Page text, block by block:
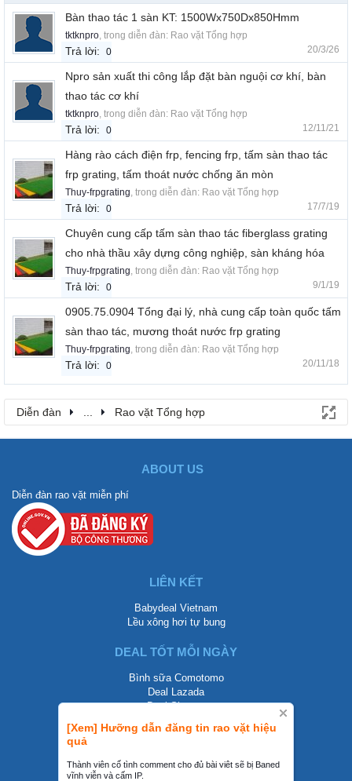
[Xem] Hưỡng dẫn đăng tin rao vặt hiệu
quả
Thành viên cố tình comment cho đủ bài viêt sẽ bị Baned
vĩnh viễn và cấm IP.
Bàn thao tác 1 sàn KT: 1500Wx750Dx850Hmm
tktknpro, trong diễn đàn: Rao vặt Tổng hợp
Trả lời: 0 20/3/26
Npro sản xuất thi công lắp đặt bàn nguội cơ khí, bàn
thao tác cơ khí
tktknpro, trong diễn đàn: Rao vặt Tổng hợp
Trả lời: 0 12/11/21
Hàng rào cách điện frp, fencing frp, tấm sàn thao tác
frp grating, tấm thoát nước chống ăn mòn
Thuy-frpgrating, trong diễn đàn: Rao vặt Tổng hợp
Trả lời: 0 17/7/19
Chuyên cung cấp tấm sàn thao tác fiberglass grating
cho nhà thầu xây dựng công nghiệp, sàn kháng hóa
Thuy-frpgrating, trong diễn đàn: Rao vặt Tổng hợp
Trả lời: 0 9/1/19
0905.75.0904 Tổng đại lý, nhà cung cấp toàn quốc tấm
sàn thao tác, mương thoát nước frp grating
Thuy-frpgrating, trong diễn đàn: Rao vặt Tổng hợp
Trả lời: 0 20/11/18
Diễn đàn ... Rao vặt Tổng hợp
ABOUT US
Diễn đàn rao vặt miễn phí
LIÊN KẾT
Babydeal Vietnam
Lều xông hơi tự bung
DEAL TỐT MỖI NGÀY
Bình sữa Comotomo
Deal Lazada
Deal Shopee
LIÊN HỆ
0858002468